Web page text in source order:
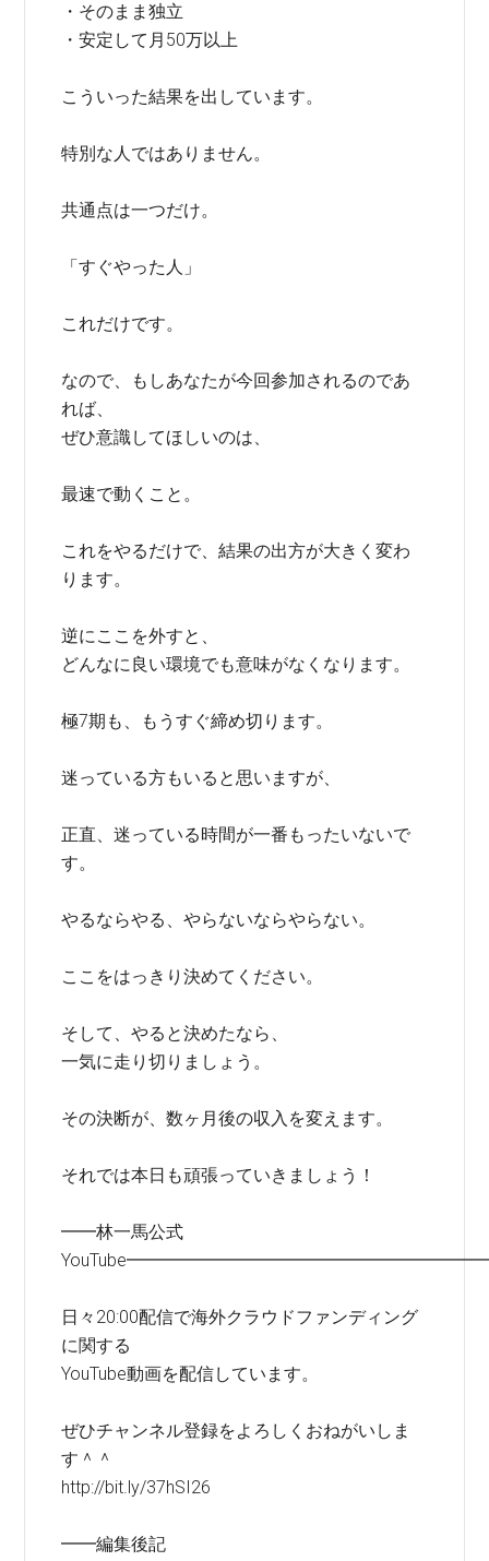
・そのまま独立
・安定して月50万以上
こういった結果を出しています。
特別な人ではありません。
共通点は一つだけ。
「すぐやった人」
これだけです。
なので、もしあなたが今回参加されるのであ
れば、
ぜひ意識してほしいのは、
最速で動くこと。
これをやるだけで、結果の出方が大きく変わ
ります。
逆にここを外すと、
どんなに良い環境でも意味がなくなります。
極7期も、もうすぐ締め切ります。
迷っている方もいると思いますが、
正直、迷っている時間が一番もったいないで
す。
やるならやる、やらないならやらない。
ここをはっきり決めてください。
そして、やると決めたなら、
一気に走り切りましょう。
その決断が、数ヶ月後の収入を変えます。
それでは本日も頑張っていきましょう！
━━林一馬公式
日々20:00配信で海外クラウドファンディング
に関する
YouTube動画を配信しています。
ぜひチャンネル登録をよろしくおねがいしま
す＾＾
http://bit.ly/37hSI26
━━編集後記